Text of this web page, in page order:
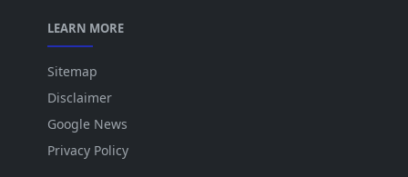
LEARN MORE
Sitemap
Disclaimer
Google News
Privacy Policy